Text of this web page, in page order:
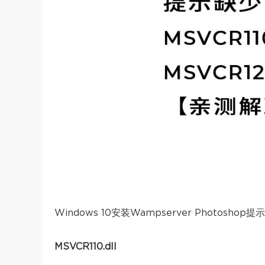
Windows 10安装Wampserver Photoshop提示
MSVCR110.dll